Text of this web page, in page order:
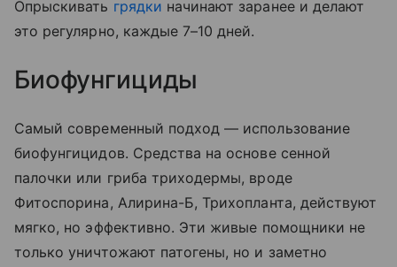
Опрыскивать грядки начинают заранее и делают
это регулярно, каждые 7–10 дней.
Биофунгициды
Самый современный подход — использование
биофунгицидов. Средства на основе сенной
палочки или гриба триходермы, вроде
Фитоспорина, Алирина-Б, Трихопланта, действуют
мягко, но эффективно. Эти живые помощники не
только уничтожают патогены, но и заметно